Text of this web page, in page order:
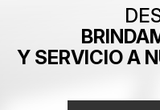
Y SERVICIO A